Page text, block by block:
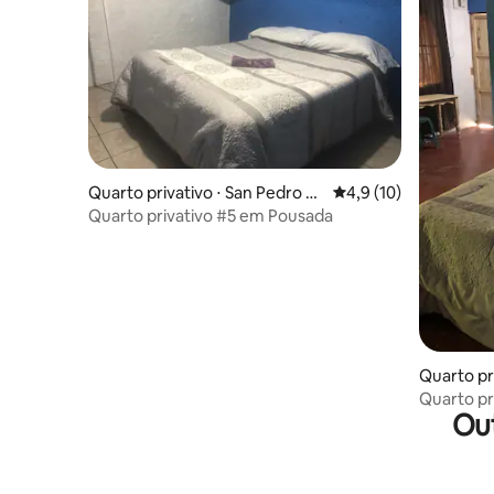
Quarto privativo ⋅ San Pedro La
Laguna
4,9 de uma
4,9 (10)
Quarto privativo #5 em Pousada
Quarto
Quarto